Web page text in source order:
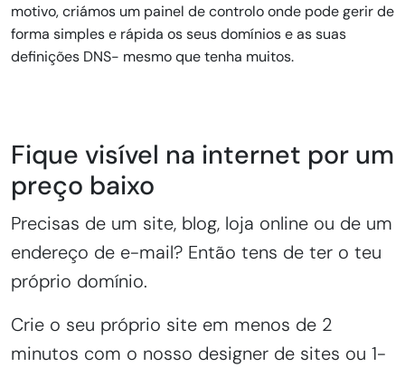
motivo, criámos um painel de controlo onde pode gerir de
forma simples e rápida os seus domínios e as suas
definições DNS- mesmo que tenha muitos.
Fique visível na internet por um
preço baixo
Precisas de um site, blog, loja online ou de um
endereço de e-mail? Então tens de ter o teu
próprio domínio.
Crie o seu próprio site em menos de 2
minutos com o nosso designer de sites ou 1-